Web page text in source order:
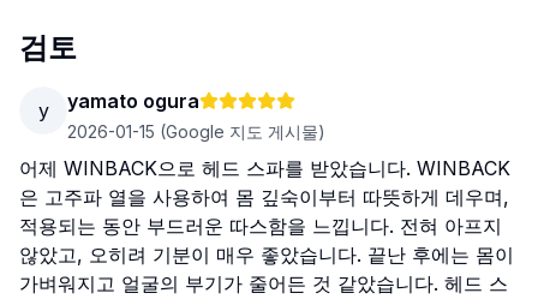
검토
y yamato ogura
2026-01-15 (Google 지도 게시물)
어제 WINBACK으로 헤드 스파를 받았습니다. WINBACK
은 고주파 열을 사용하여 몸 깊숙이부터 따뜻하게 데우며,
적용되는 동안 부드러운 따스함을 느낍니다. 전혀 아프지
않았고, 오히려 기분이 매우 좋았습니다. 끝난 후에는 몸이
가벼워지고 얼굴의 부기가 줄어든 것 같았습니다. 헤드 스